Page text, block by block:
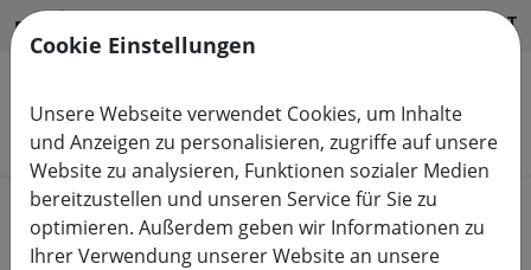
DE HILFE & SUPPORT
Produkte suchen
Cookie Einstellungen
Unsere Webseite verwendet Cookies, um Inhalte
und Anzeigen zu personalisieren, zugriffe auf unsere
Website zu analysieren, Funktionen sozialer Medien
bereitzustellen und unseren Service für Sie zu
optimieren. Außerdem geben wir Informationen zu
Ihrer Verwendung unserer Website an unsere